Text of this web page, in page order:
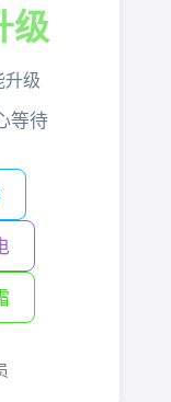
级
级
等待